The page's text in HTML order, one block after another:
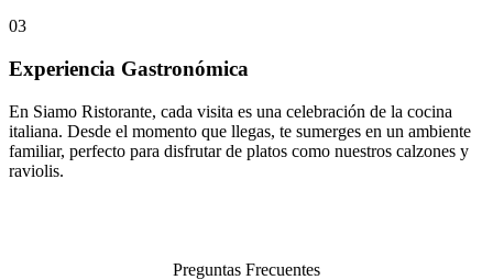
03
Experiencia Gastronómica
En Siamo Ristorante, cada visita es una celebración de la cocina
italiana. Desde el momento que llegas, te sumerges en un ambiente
familiar, perfecto para disfrutar de platos como nuestros calzones y
raviolis.
Preguntas Frecuentes